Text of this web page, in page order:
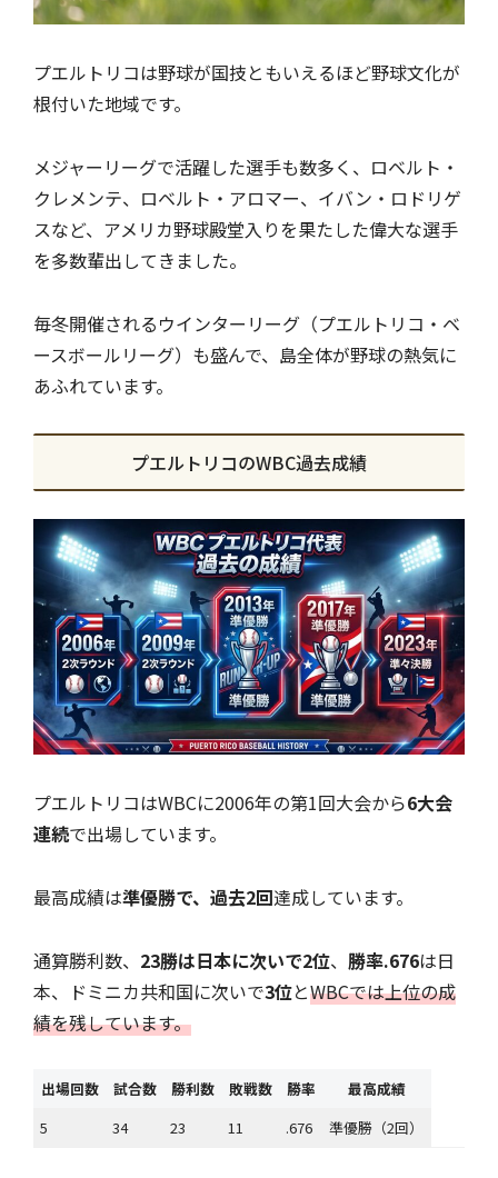
プエルトリコは野球が国技ともいえるほど野球文化が
根付いた地域です。
メジャーリーグで活躍した選手も数多く、ロベルト・
クレメンテ、ロベルト・アロマー、イバン・ロドリゲ
スなど、アメリカ野球殿堂入りを果たした偉大な選手
を多数輩出してきました。
毎冬開催されるウインターリーグ（プエルトリコ・ベ
ースボールリーグ）も盛んで、島全体が野球の熱気に
あふれています。
プエルトリコのWBC過去成績
プエルトリコはWBCに2006年の第1回大会から6大会
連続で出場しています。
最高成績は準優勝で、過去2回達成しています。
通算勝利数、 23勝は日本に次いで2位、 勝率.676は日
本、ドミニカ共和国に次いで3位とWBCでは上位の成
績を残しています。
出場回数 試合数 勝利数 敗戦数 勝率
最高成績
5
34 23 11 .676 準優勝（2回）